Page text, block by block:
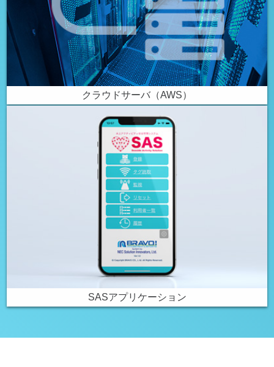
クラウドサーバ（AWS）
SASアプリケーション